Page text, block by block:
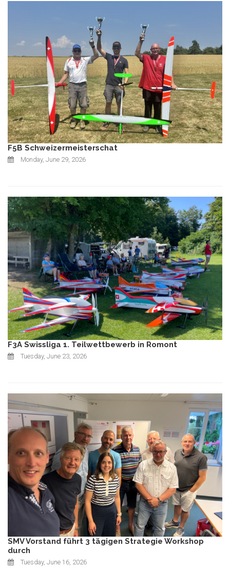
F5B Schweizermeisterschat
Monday, June 29, 2026
F3A Swissliga 1. Teilwettbewerb in Romont
Tuesday, June 23, 2026
SMV Vorstand führt 3 tägigen Strategie Workshop
durch
Tuesday, June 16, 2026